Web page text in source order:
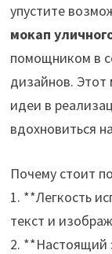
упустите
мокап
помощником в
дизайнов.
идеи в
вдохновиться
Почему стоит
1. **Легкость
текст и
2. **Настоящий